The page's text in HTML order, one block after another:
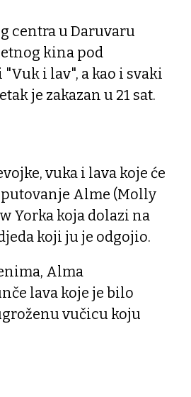
centra u Daruvaru
kina pod
i lav", a kao i svaki
je zakazan u 21 sat.
vuka i lava koje će
Alme (Molly
Yorka koja dolazi na
koji ju je odgojio.
Alma
lava koje je bilo
vučicu koju